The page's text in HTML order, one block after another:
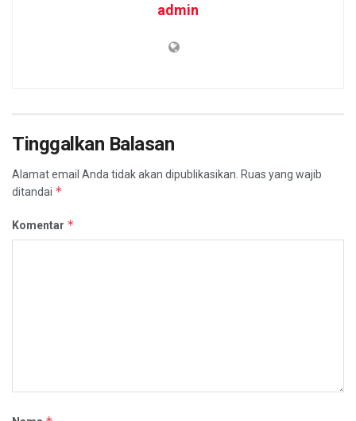
admin
Tinggalkan Balasan
Alamat email Anda tidak akan dipublikasikan. Ruas yang wajib
ditandai *
Komentar *